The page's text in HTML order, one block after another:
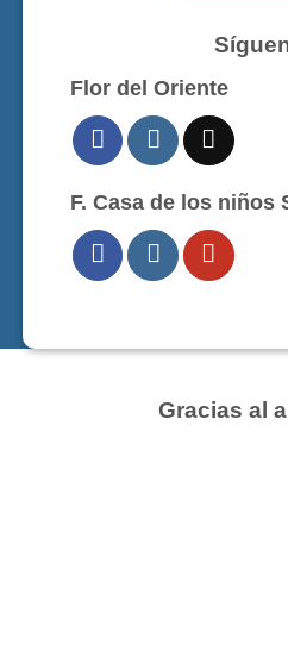
Flor del Oriente
F. Casa de los niños
Gracias al